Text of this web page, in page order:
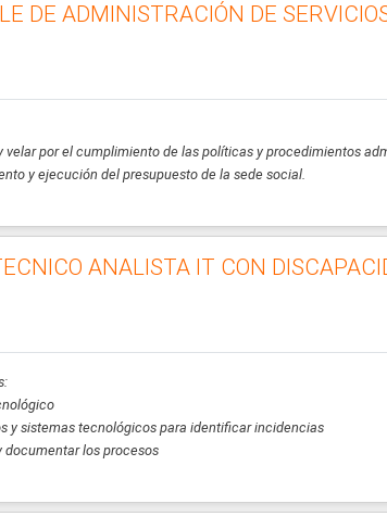
DE ADMINISTRACIÓN DE
velar por el cumplimiento de las políticas y procedimientos
y ejecución del presupuesto de la sede social.
ANALISTA IT CON
y sistemas tecnológicos para identificar incidencias
documentar los procesos